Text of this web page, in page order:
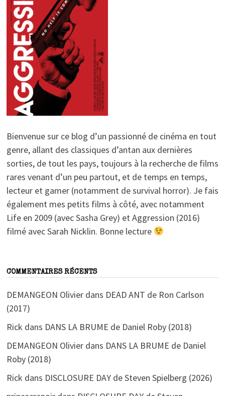
Bienvenue sur ce blog d’un passionné de cinéma en tout
genre, allant des classiques d’antan aux dernières
sorties, de tout les pays, toujours à la recherche de films
rares venant d’un peu partout, et de temps en temps,
lecteur et gamer (notamment de survival horror). Je fais
également mes petits films à côté, avec notamment
Life en 2009 (avec Sasha Grey) et Aggression (2016)
filmé avec Sarah Nicklin. Bonne lecture
COMMENTAIRES RÉCENTS
DEMANGEON Olivierdans DEAD ANT de Ron Carlson
(2017)
Rick dans DANS LA BRUME de Daniel Roby (2018)
DEMANGEON Olivierdans DANS LA BRUME de Daniel
Roby (2018)
Rick dans DISCLOSURE DAY de Steven Spielberg (2026)